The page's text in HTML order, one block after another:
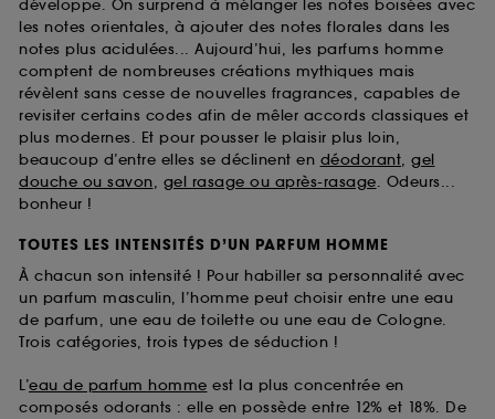
développe. On surprend à mélanger les notes boisées avec
les notes orientales, à ajouter des notes florales dans les
notes plus acidulées... Aujourd’hui, les parfums homme
comptent de nombreuses créations mythiques mais
révèlent sans cesse de nouvelles fragrances, capables de
revisiter certains codes afin de mêler accords classiques et
plus modernes. Et pour pousser le plaisir plus loin,
beaucoup d’entre elles se déclinent en déodorant, gel
douche ou savon, gel rasage ou après-rasage. Odeurs...
bonheur !
TOUTES LES INTENSITÉS D’UN PARFUM HOMME
À chacun son intensité ! Pour habiller sa personnalité avec
un parfum masculin, l’homme peut choisir entre une eau
de parfum, une eau de toilette ou une eau de Cologne.
Trois catégories, trois types de séduction !
L’eau de parfum homme est la plus concentrée en
composés odorants : elle en possède entre 12% et 18%. De